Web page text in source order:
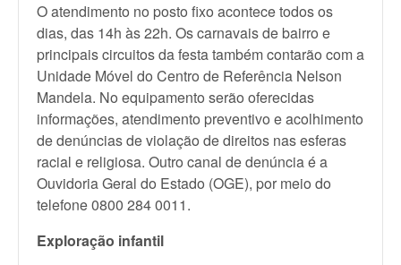
O atendimento no posto fixo acontece todos os
dias, das 14h às 22h. Os carnavais de bairro e
principais circuitos da festa também contarão com a
Unidade Móvel do Centro de Referência Nelson
Mandela. No equipamento serão oferecidas
informações, atendimento preventivo e acolhimento
de denúncias de violação de direitos nas esferas
racial e religiosa. Outro canal de denúncia é a
Ouvidoria Geral do Estado (OGE), por meio do
telefone 0800 284 0011.
Exploração infantil